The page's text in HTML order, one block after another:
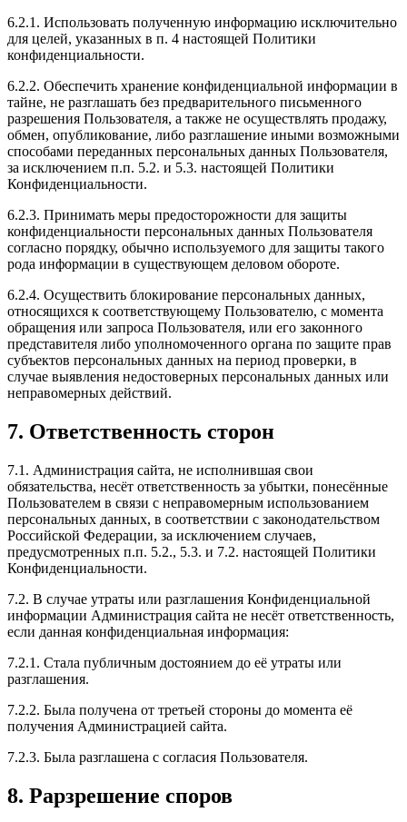
6.2.1. Использовать полученную информацию исключительно
для целей, указанных в п. 4 настоящей Политики
конфиденциальности.
6.2.2. Обеспечить хранение конфиденциальной информации в
тайне, не разглашать без предварительного письменного
разрешения Пользователя, а также не осуществлять продажу,
обмен, опубликование, либо разглашение иными возможными
способами переданных персональных данных Пользователя,
за исключением п.п. 5.2. и 5.3. настоящей Политики
Конфиденциальности.
6.2.3. Принимать меры предосторожности для защиты
конфиденциальности персональных данных Пользователя
согласно порядку, обычно используемого для защиты такого
рода информации в существующем деловом обороте.
6.2.4. Осуществить блокирование персональных данных,
относящихся к соответствующему Пользователю, с момента
обращения или запроса Пользователя, или его законного
представителя либо уполномоченного органа по защите прав
субъектов персональных данных на период проверки, в
случае выявления недостоверных персональных данных или
неправомерных действий.
7. Ответственность сторон
7.1. Администрация сайта, не исполнившая свои
обязательства, несёт ответственность за убытки, понесённые
Пользователем в связи с неправомерным использованием
персональных данных, в соответствии с законодательством
Российской Федерации, за исключением случаев,
предусмотренных п.п. 5.2., 5.3. и 7.2. настоящей Политики
Конфиденциальности.
7.2. В случае утраты или разглашения Конфиденциальной
информации Администрация сайта не несёт ответственность,
если данная конфиденциальная информация:
7.2.1. Стала публичным достоянием до её утраты или
разглашения.
7.2.2. Была получена от третьей стороны до момента её
получения Администрацией сайта.
7.2.3. Была разглашена с согласия Пользователя.
8. Рарзрешение споров